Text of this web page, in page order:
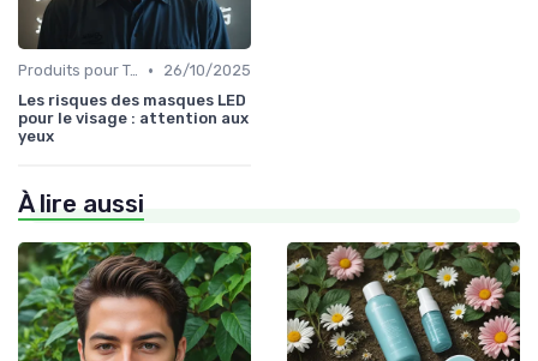
Produits pour Types de Peau •
26/10/2025
Les risques des masques LED
pour le visage : attention aux
yeux
À lire aussi